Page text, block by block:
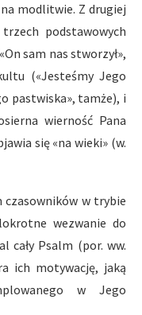
modlitwie. Z drugiej
podstawowych
sam nas stworzył»,
(«Jesteśmy Jego
pastwiska», tamże), i
wierność Pana
się «na wieki» (w.
czasowników w trybie
wezwanie do
cały Psalm (por. ww.
ich motywację, jaką
w Jego